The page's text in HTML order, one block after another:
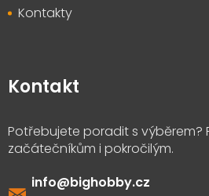
Kontakty
Kontakt
info@bighobby.cz